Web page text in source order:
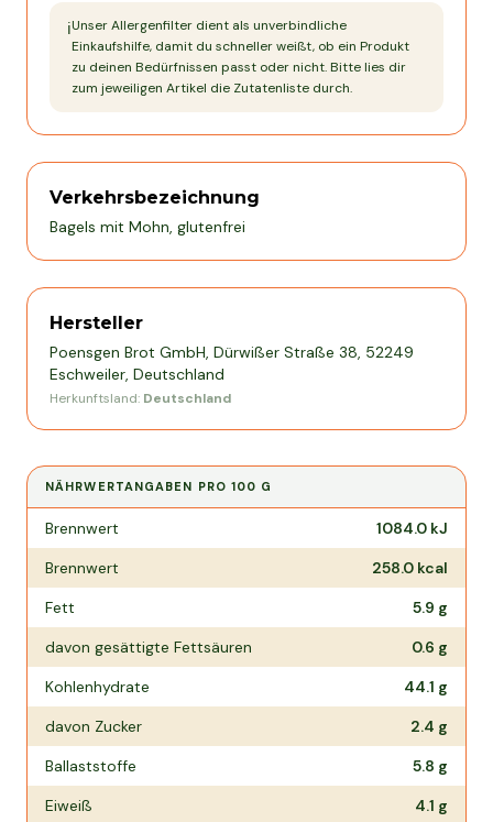
ℹ️Unser Allergenfilter dient als unverbindliche
Einkaufshilfe, damit du schneller weißt, ob ein Produkt
zu deinen Bedürfnissen passt oder nicht. Bitte lies dir
zum jeweiligen Artikel die Zutatenliste durch.
Verkehrsbezeichnung
Bagels mit Mohn, glutenfrei
Hersteller
Poensgen Brot GmbH, Dürwißer Straße 38, 52249
Eschweiler, Deutschland
Herkunftsland: Deutschland
NÄHRWERTANGABEN PRO100 G
Nährwertangaben pro
Brennwert 1084.0 kJ
Brennwert
258.0 kcal
Fett
5.9 g
davon gesättigte Fettsäuren
0.6 g
Kohlenhydrate
44.1 g
davon Zucker
2.4 g
Ballaststoffe
5.8 g
Eiweiß
4.1 g